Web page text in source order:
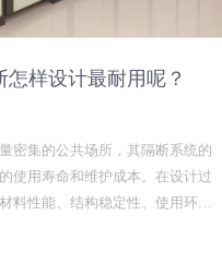
样设计最耐用呢？
密集的公共场所，其隔断系统的
使用寿命和维护成本。在设计过
料性能、结构稳定性、使用环境